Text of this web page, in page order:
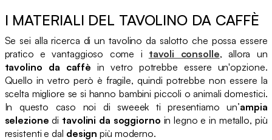
I MATERIALI DEL TAVOLINO DA CAFFÈ
Se sei alla ricerca di un tavolino da salotto che possa essere
pratico e vantaggioso come i tavoli consolle, allora un
tavolino da caffè in vetro potrebbe essere un'opzione.
Quello in vetro però è fragile, quindi potrebbe non essere la
scelta migliore se si hanno bambini piccoli o animali domestici.
In questo caso noi di sweeek ti presentiamo un’ampia
selezione di tavolini da soggiorno in legno e in metallo, più
resistenti e dal design più moderno.